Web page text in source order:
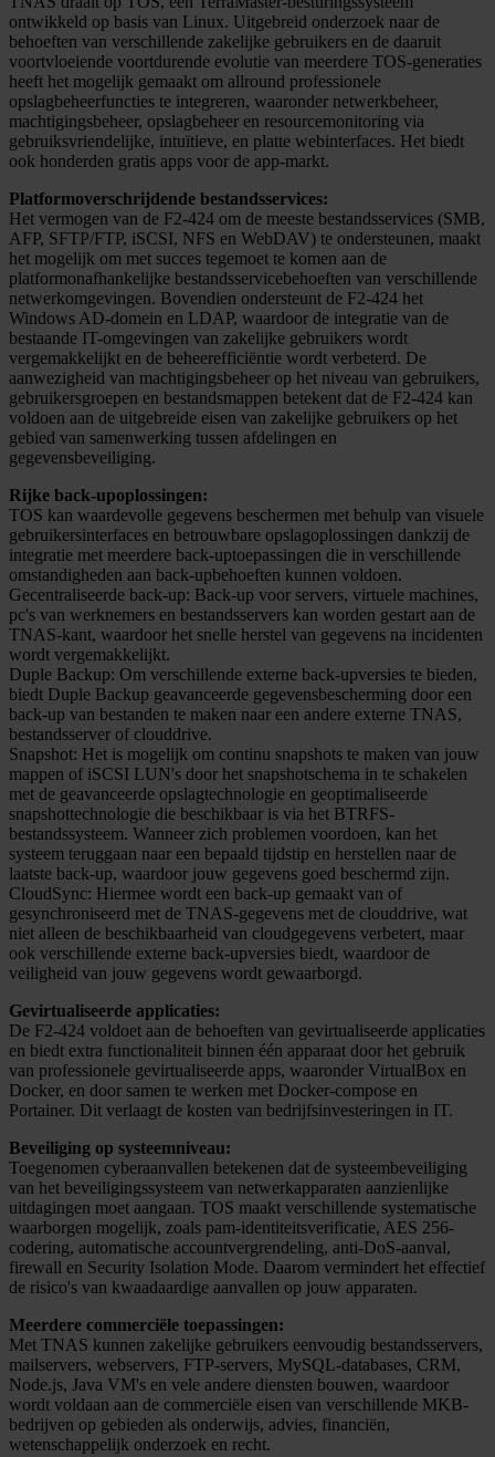
ontwikkeld op basis van Linux. Uitgebreid onderzoek naar de
behoeften van verschillende zakelijke gebruikers en de daaruit
voortvloeiende voortdurende evolutie van meerdere TOS-generaties
heeft het mogelijk gemaakt om allround professionele
opslagbeheerfuncties te integreren, waaronder netwerkbeheer,
machtigingsbeheer, opslagbeheer en resourcemonitoring via
gebruiksvriendelijke, intuïtieve, en platte webinterfaces. Het biedt
ook honderden gratis apps voor de app-markt.
Platformoverschrijdende bestandsservices:
Het vermogen van de F2-424 om de meeste bestandsservices (SMB,
AFP, SFTP/FTP, iSCSI, NFS en WebDAV) te ondersteunen, maakt
het mogelijk om met succes tegemoet te komen aan de
platformonafhankelijke bestandsservicebehoeften van verschillende
netwerkomgevingen. Bovendien ondersteunt de F2-424 het
Windows AD-domein en LDAP, waardoor de integratie van de
bestaande IT-omgevingen van zakelijke gebruikers wordt
vergemakkelijkt en de beheerefficiëntie wordt verbeterd. De
aanwezigheid van machtigingsbeheer op het niveau van gebruikers,
gebruikersgroepen en bestandsmappen betekent dat de F2-424 kan
voldoen aan de uitgebreide eisen van zakelijke gebruikers op het
gebied van samenwerking tussen afdelingen en
gegevensbeveiliging.
Rijke back-upoplossingen:
TOS kan waardevolle gegevens beschermen met behulp van visuele
gebruikersinterfaces en betrouwbare opslagoplossingen dankzij de
integratie met meerdere back-uptoepassingen die in verschillende
omstandigheden aan back-upbehoeften kunnen voldoen.
Gecentraliseerde back-up: Back-up voor servers, virtuele machines,
pc's van werknemers en bestandsservers kan worden gestart aan de
TNAS-kant, waardoor het snelle herstel van gegevens na incidenten
wordt vergemakkelijkt.
Duple Backup: Om verschillende externe back-upversies te bieden,
biedt Duple Backup geavanceerde gegevensbescherming door een
back-up van bestanden te maken naar een andere externe TNAS,
bestandsserver of clouddrive.
Snapshot: Het is mogelijk om continu snapshots te maken van jouw
mappen of iSCSI LUN's door het snapshotschema in te schakelen
met de geavanceerde opslagtechnologie en geoptimaliseerde
snapshottechnologie die beschikbaar is via het BTRFS-
bestandssysteem. Wanneer zich problemen voordoen, kan het
systeem teruggaan naar een bepaald tijdstip en herstellen naar de
laatste back-up, waardoor jouw gegevens goed beschermd zijn.
CloudSync: Hiermee wordt een back-up gemaakt van of
gesynchroniseerd met de TNAS-gegevens met de clouddrive, wat
niet alleen de beschikbaarheid van cloudgegevens verbetert, maar
ook verschillende externe back-upversies biedt, waardoor de
veiligheid van jouw gegevens wordt gewaarborgd.
Gevirtualiseerde applicaties:
De F2-424 voldoet aan de behoeften van gevirtualiseerde applicaties
en biedt extra functionaliteit binnen één apparaat door het gebruik
van professionele gevirtualiseerde apps, waaronder VirtualBox en
Docker, en door samen te werken met Docker-compose en
Portainer. Dit verlaagt de kosten van bedrijfsinvesteringen in IT.
Beveiliging op systeemniveau:
Toegenomen cyberaanvallen betekenen dat de systeembeveiliging
van het beveiligingssysteem van netwerkapparaten aanzienlijke
uitdagingen moet aangaan. TOS maakt verschillende systematische
waarborgen mogelijk, zoals pam-identiteitsverificatie, AES 256-
codering, automatische accountvergrendeling, anti-DoS-aanval,
firewall en Security Isolation Mode. Daarom vermindert het effectief
de risico's van kwaadaardige aanvallen op jouw apparaten.
Meerdere commerciële toepassingen:
Met TNAS kunnen zakelijke gebruikers eenvoudig bestandsservers,
mailservers, webservers, FTP-servers, MySQL-databases, CRM,
Node.js, Java VM's en vele andere diensten bouwen, waardoor
wordt voldaan aan de commerciële eisen van verschillende MKB-
bedrijven op gebieden als onderwijs, advies, financiën,
wetenschappelijk onderzoek en recht.